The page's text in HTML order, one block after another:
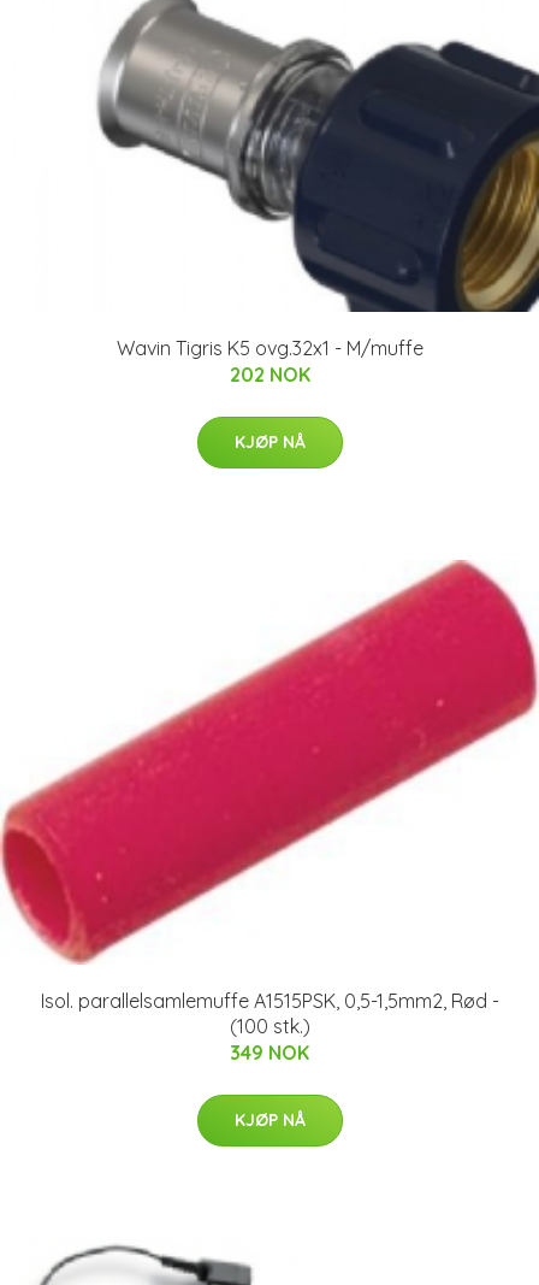
Wavin Tigris K5 ovg.32x1 - M/muffe
202 NOK
KJØP NÅ
Isol. parallelsamlemuffe A1515PSK, 0,5-1,5mm2, Rød -
(100 stk.)
349 NOK
KJØP NÅ